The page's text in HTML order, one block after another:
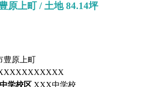
原上町 / 土地 84.14坪
豊原上町
中学校区 XXX中学校